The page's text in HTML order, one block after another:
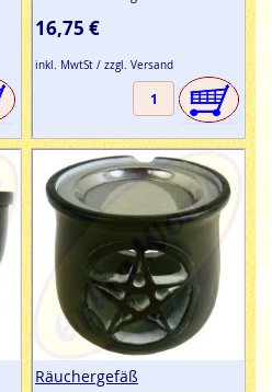
16,75 €
inkl. MwtSt / zzgl. Versand
Räuchergefäß